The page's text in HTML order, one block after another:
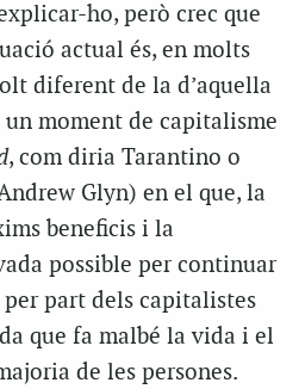
ho, però crec que
actual és, en molts
diferent de la d’aquella
un moment de capitalisme
, com diria Tarantino o
Glyn) en el que, la
beneficis i la
possible per continuar
part dels capitalistes
que fa malbé la vida i el
de les persones.